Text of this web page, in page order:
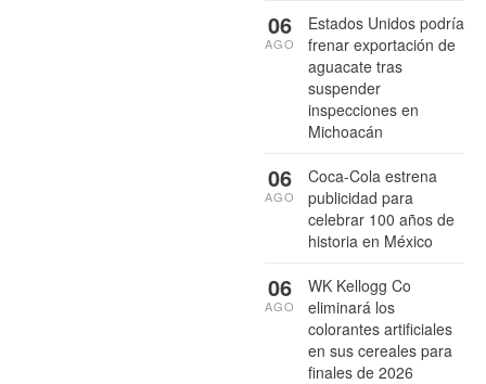
Estados Unidos podría
frenar exportación de
aguacate tras
suspender
inspecciones en
Michoacán
06
AGO
Coca-Cola estrena
publicidad para
celebrar 100 años de
historia en México
06
AGO
WK Kellogg Co
eliminará los
colorantes artificiales
en sus cereales para
finales de 2026
06
AGO